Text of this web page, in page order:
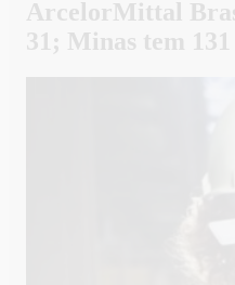
ArcelorMittal
31; Minas tem 131